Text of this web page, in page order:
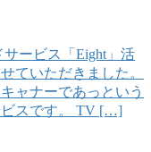
ービス「Eight」活
ていただきました。
ャナーであっという
ビスです。 TV […]